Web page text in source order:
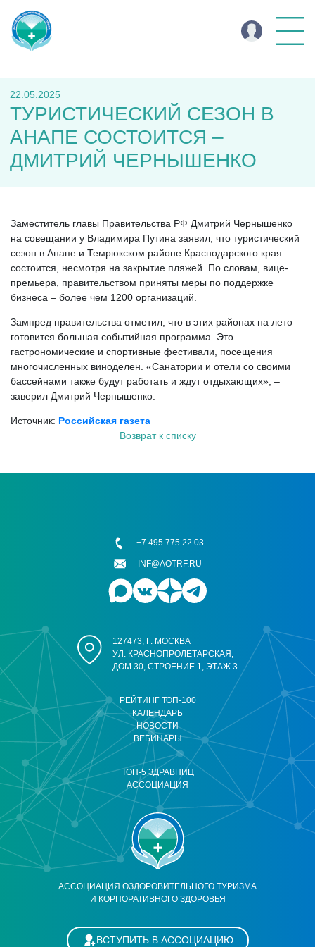
22.05.2025
ТУРИСТИЧЕСКИЙ СЕЗОН В
АНАПЕ СОСТОИТСЯ –
ДМИТРИЙ ЧЕРНЫШЕНКО
Заместитель главы Правительства РФ Дмитрий Чернышенко
на совещании у Владимира Путина заявил, что туристический
сезон в Анапе и Темрюкском районе Краснодарского края
состоится, несмотря на закрытие пляжей. По словам, вице-
премьера, правительством приняты меры по поддержке
бизнеса – более чем 1200 организаций.
Зампред правительства отметил, что в этих районах на лето
готовится большая событийная программа. Это
гастрономические и спортивные фестивали, посещения
многочисленных виноделен. «Санатории и отели со своими
бассейнами также будут работать и ждут отдыхающих», –
заверил Дмитрий Чернышенко.
Источник: Российская газета
Возврат к списку
АССОЦИАЦИЯ ОЗДОРОВИТЕЛЬНОГО ТУРИЗМА
И КОРПОРАТИВНОГО ЗДОРОВЬЯ
РЕЙТИНГ ТОП-100
КАЛЕНДАРЬ
НОВОСТИ
ВЕБИНАРЫ
ТОП-5 ЗДРАВНИЦ
АССОЦИАЦИЯ
127473, Г. МОСКВА
УЛ. КРАСНОПРОЛЕТАРСКАЯ,
ДОМ 30, СТРОЕНИЕ 1, ЭТАЖ 3
+7 495 775 22 03
INF@AOTRF.RU
ВСТУПИТЬ В АССОЦИАЦИЮ